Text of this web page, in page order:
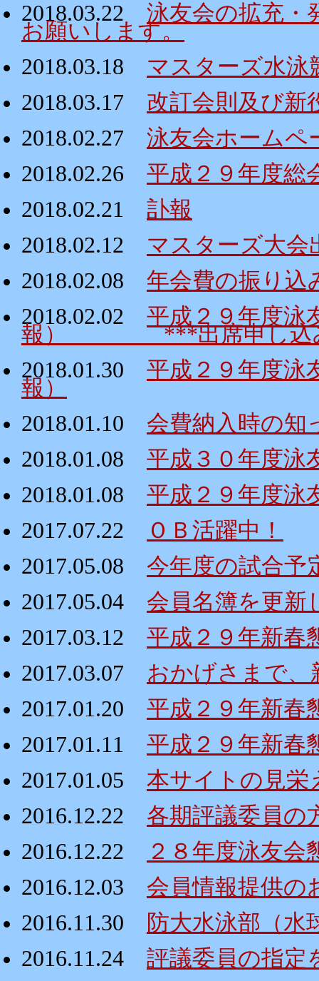
2018.03.22
泳友会の拡充・
お願いします。
2018.03.18
マスターズ水泳
2018.03.17
改訂会則及び新
2018.02.27
泳友会ホームペ
2018.02.26
平成２９年度総
2018.02.21
訃報
2018.02.12
マスターズ大会
2018.02.08
年会費の振り込
2018.02.02
平成２９年度泳
報） ***出席申し込み
2018.01.30
平成２９年度泳
報）
2018.01.10
会費納入時の知
2018.01.08
平成３０年度泳
2018.01.08
平成２９年度泳
2017.07.22
ＯＢ活躍中！
2017.05.08
今年度の試合予
2017.05.04
会員名簿を更新
2017.03.12
平成２９年新春
2017.03.07
おかげさまで、
2017.01.20
平成２９年新春
2017.01.11
平成２９年新春
2017.01.05
本サイトの見栄
2016.12.22
各期評議委員の
2016.12.22
２８年度泳友会
2016.12.03
会員情報提供の
2016.11.30
防大水泳部（水
2016.11.24
評議委員の指定